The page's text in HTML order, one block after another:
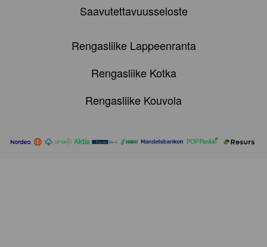
Saavutettavuusseloste
Rengasliike Lappeenranta
Rengasliike Kotka
Rengasliike Kouvola